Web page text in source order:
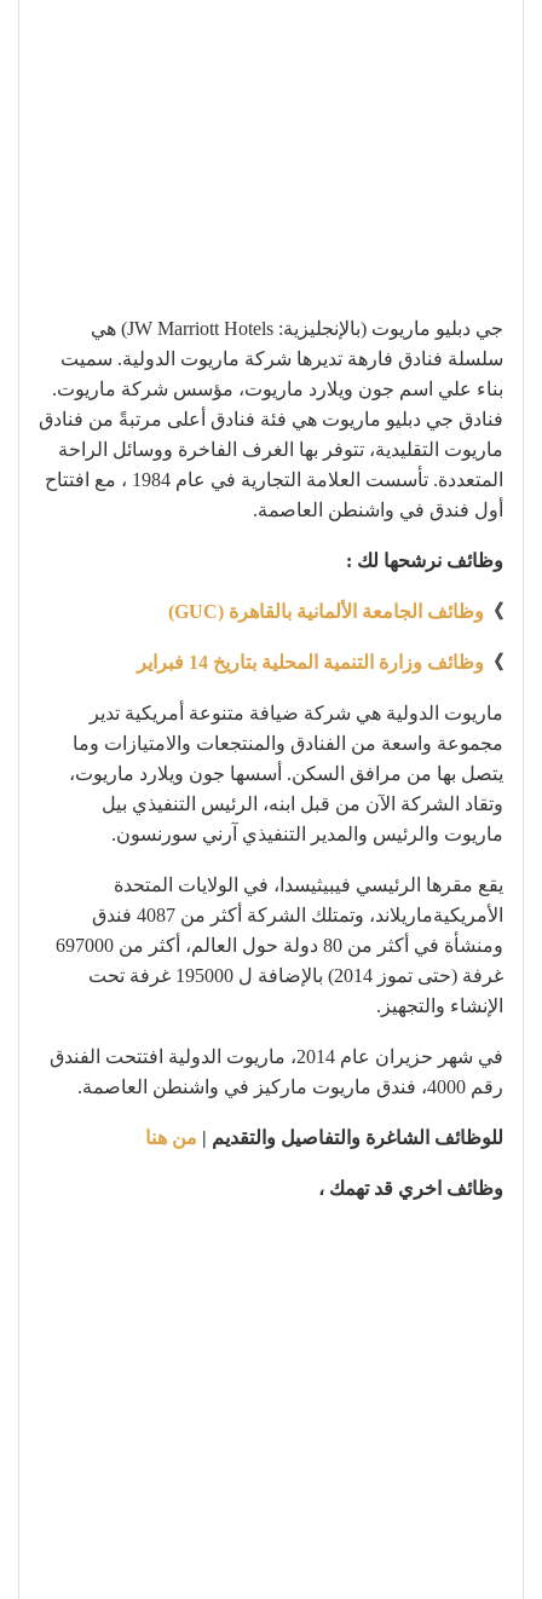
جي دبليو ماريوت (بالإنجليزية: JW Marriott Hotels)‏ هي
سلسلة فنادق فارهة تديرها شركة ماريوت الدولية. سميت
بناء علي اسم جون ويلارد ماريوت، مؤسس شركة ماريوت.
فنادق جي دبليو ماريوت هي فئة فنادق أعلى مرتبةً من فنادق
ماريوت التقليدية، تتوفر بها الغرف الفاخرة ووسائل الراحة
المتعددة. تأسست العلامة التجارية في عام 1984 ، مع افتتاح
أول فندق في واشنطن العاصمة.
وظائف نرشحها لك :
》 وظائف الجامعة الألمانية بالقاهرة (GUC)
》 وظائف وزارة التنمية المحلية بتاريخ 14 فبراير
ماريوت الدولية هي شركة ضيافة متنوعة أمريكية تدير
مجموعة واسعة من الفنادق والمنتجعات والامتيازات وما
يتصل بها من مرافق السكن. أسسها جون ويلارد ماريوت،
وتقاد الشركة الآن من قبل ابنه، الرئيس التنفيذي بيل
ماريوت والرئيس والمدير التنفيذي آرني سورنسون.
يقع مقرها الرئيسي فيبيثيسدا، في الولايات المتحدة
الأمريكيةماريلاند، وتمتلك الشركة أكثر من 4087 فندق
ومنشأة في أكثر من 80 دولة حول العالم، أكثر من 697000
غرفة (حتى تموز 2014) بالإضافة ل 195000 غرفة تحت
الإنشاء والتجهيز.
في شهر حزيران عام 2014، ماريوت الدولية افتتحت الفندق
رقم 4000، فندق ماريوت ماركيز في واشنطن العاصمة.
للوظائف الشاغرة والتفاصيل والتقديم | من هنا
وظائف اخري قد تهمك ،